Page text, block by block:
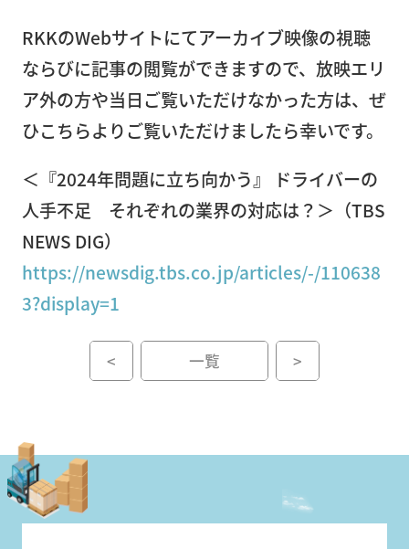
事務
所移
転
営
業
庫
ピア
ノ・
楽器
輸
企
業
情
RKKのWebサイトにてアーカイブ映像の視聴
ならびに記事の閲覧ができますので、放映エリ
ア外の方や当日ご覧いただけなかった方は、ぜ
ひこちらよりご覧いただけましたら幸いです。
＜『2024年問題に立ち向かう』 ドライバーの
人手不足 それぞれの業界の対応は？＞（TBS
NEWS DIG）
https://newsdig.tbs.co.jp/articles/-/110638
3?display=1
< 一覧 >